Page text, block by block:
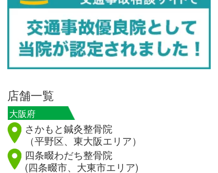
店舗一覧
大阪府
さかもと鍼灸整骨院
（平野区、東大阪エリア）
四条畷わだち整骨院
(四条畷市、大東市エリア)